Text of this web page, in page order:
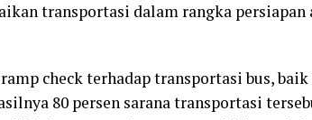
transportasi dalam rangka persiapan
check terhadap transportasi bus,
80 persen sarana transportasi